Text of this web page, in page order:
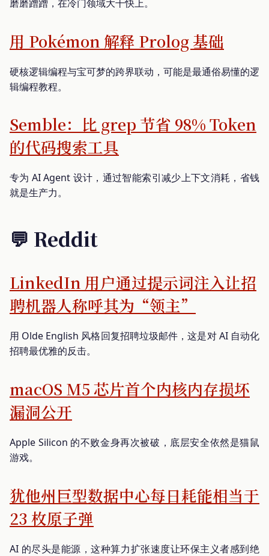
磨磨蹭蹭，在冷门领域大干快上。
用 Pokémon 解释 Prolog 基础
硬核逻辑编程与宝可梦的跨界联动，可能是最通俗易懂的逻
辑编程教程。
Semble：比 grep 节省 98% Token
的代码搜索工具
专为 AI Agent 设计，通过智能索引减少上下文消耗，省钱
就是生产力。
💬 Reddit
LinkedIn 用户通过提示词注入让招
聘机器人称呼其为“领主”
用 Olde English 风格回复招聘垃圾邮件，这是对 AI 自动化
招聘最优雅的反击。
macOS M5 芯片首个内核内存损坏
漏洞公开
Apple Silicon 的不败金身再次被破，底层安全依然是猫鼠
游戏。
犹他州巨型数据中心每日耗能相当于
23 枚原子弹
AI 的尽头是能源，这种算力扩张速度让环保主义者感到绝